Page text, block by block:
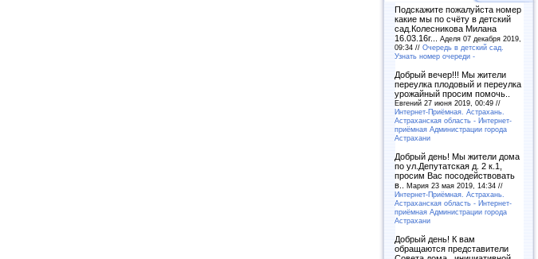
Подскажите пожалуйста номер
какие мы по счёту в детский
сад.Колесникова Милана
16.03.16г... Аделя 07 декабря 2019,
09:34 // Очередь в детский сад.
Узнать номер очереди -
Добрый вечер!!! Мы жители
переулка плодовый и переулка
урожайный просим помочь..
Евгений 27 июня 2019, 00:49 //
Интернет-Приёмная. Астрахань.
Астраханская область - Интернет-
приёмная Администрации города
Астрахани
Добрый день! Мы жители дома
по ул.Депутатская д. 2 к.1,
просим Вас посодействовать
в.. Мария 23 мая 2019, 14:34 //
Интернет-Приёмная. Астрахань.
Астраханская область - Интернет-
приёмная Администрации города
Астрахани
Добрый день! К вам
обращаются представители